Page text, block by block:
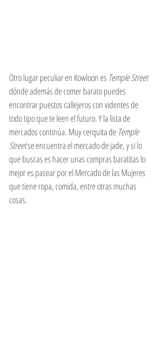
Otro lugar peculiar en Kowloon es Temple Street
dónde además de comer barato puedes
encontrar puestos callejeros con videntes de
todo tipo que te leen el futuro. Y la lista de
mercados continúa. Muy cerquita de Temple
Street se encuentra el mercado de jade, y si lo
que buscas es hacer unas compras baratitas lo
mejor es pasear por el Mercado de las Mujeres
que tiene ropa, comida, entre otras muchas
cosas.